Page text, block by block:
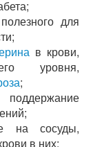
для
в крови,
уровня,
;
на сосуды,
в них;